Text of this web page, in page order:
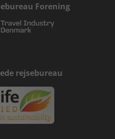
Forening
rejsebureau